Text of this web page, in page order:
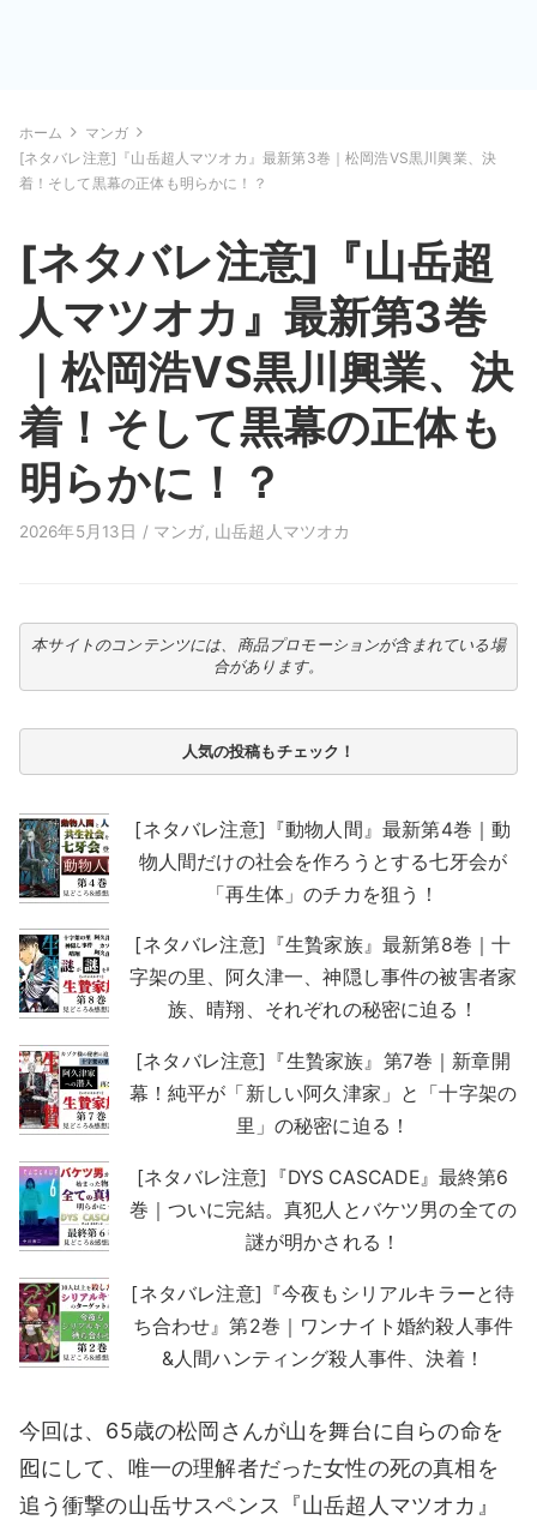
ホーム
マンガ
[ネタバレ注意]『山岳超人マツオカ』最新第3巻｜松岡浩VS黒川興業、決
着！そして黒幕の正体も明らかに！？
[ネタバレ注意]『山岳超
人マツオカ』最新第3巻
｜松岡浩VS黒川興業、決
着！そして黒幕の正体も
明らかに！？
2026年5月13日 / マンガ 山岳超人マツオカ
本サイトのコンテンツには、商品プロモーションが含まれている場
合があります。
人気の投稿もチェック！
[ネタバレ注意]『動物人間』最新第4巻｜動
物人間だけの社会を作ろうとする七牙会が
「再生体」のチカを狙う！
[ネタバレ注意]『生贄家族』最新第8巻｜十
字架の里、阿久津一、神隠し事件の被害者家
族、晴翔、それぞれの秘密に迫る！
[ネタバレ注意]『生贄家族』第7巻｜新章開
幕！純平が「新しい阿久津家」と「十字架の
里」の秘密に迫る！
[ネタバレ注意]『DYS CASCADE』最終第6
巻｜ついに完結。真犯人とバケツ男の全ての
謎が明かされる！
[ネタバレ注意]『今夜もシリアルキラーと待
ち合わせ』第2巻｜ワンナイト婚約殺人事件
&人間ハンティング殺人事件、決着！
今回は、65歳の松岡さんが山を舞台に自らの命を
囮にして、唯一の理解者だった女性の死の真相を
追う衝撃の山岳サスペンス『山岳超人マツオカ』